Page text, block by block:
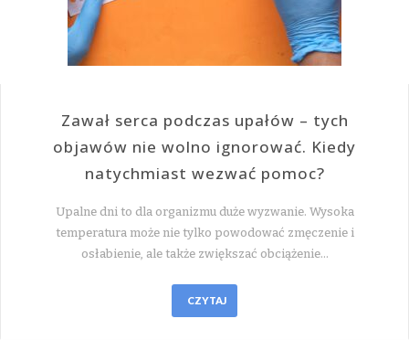
Zawał serca podczas upałów – tych
objawów nie wolno ignorować. Kiedy
natychmiast wezwać pomoc?
Upalne dni to dla organizmu duże wyzwanie. Wysoka
temperatura może nie tylko powodować zmęczenie i
osłabienie, ale także zwiększać obciążenie…
CZYTAJ